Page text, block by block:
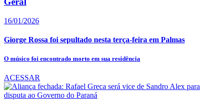
16/01/2026
Giorge Rossa foi sepultado nesta terça-feira em Palmas
O músico foi encontrado morto em sua residência
ACESSAR